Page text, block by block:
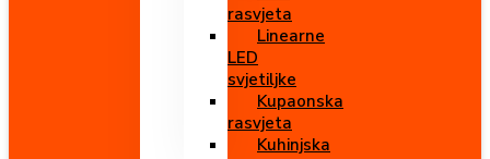
rasvjeta
Linearne
LED
svjetiljke
Kupaonska
rasvjeta
Kuhinjska